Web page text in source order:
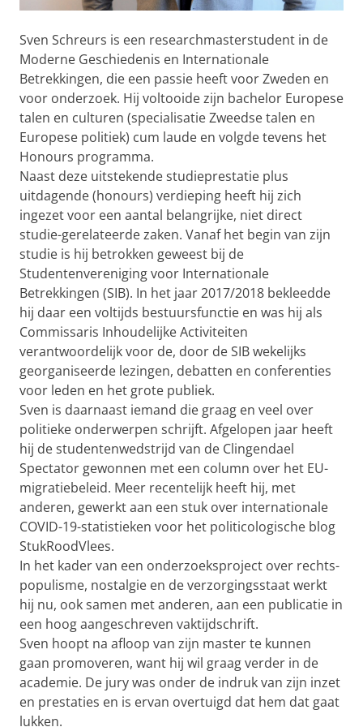
Sven Schreurs is een researchmasterstudent in de
Moderne Geschiedenis en Internationale
Betrekkingen, die een passie heeft voor Zweden en
voor onderzoek. Hij voltooide zijn bachelor Europese
talen en culturen (specialisatie Zweedse talen en
Europese politiek) cum laude en volgde tevens het
Honours programma.
Naast deze uitstekende studieprestatie plus
uitdagende (honours) verdieping heeft hij zich
ingezet voor een aantal belangrijke, niet direct
studie-gerelateerde zaken. Vanaf het begin van zijn
studie is hij betrokken geweest bij de
Studentenvereniging voor Internationale
Betrekkingen (SIB). In het jaar 2017/2018 bekleedde
hij daar een voltijds bestuursfunctie en was hij als
Commissaris Inhoudelijke Activiteiten
verantwoordelijk voor de, door de SIB wekelijks
georganiseerde lezingen, debatten en conferenties
voor leden en het grote publiek.
Sven is daarnaast iemand die graag en veel over
politieke onderwerpen schrijft. Afgelopen jaar heeft
hij de studentenwedstrijd van de Clingendael
Spectator gewonnen met een column over het EU-
migratiebeleid. Meer recentelijk heeft hij, met
anderen, gewerkt aan een stuk over internationale
COVID-19-statistieken voor het politicologische blog
StukRoodVlees.
In het kader van een onderzoeksproject over rechts-
populisme, nostalgie en de verzorgingsstaat werkt
hij nu, ook samen met anderen, aan een publicatie in
een hoog aangeschreven vaktijdschrift.
Sven hoopt na afloop van zijn master te kunnen
gaan promoveren, want hij wil graag verder in de
academie. De jury was onder de indruk van zijn inzet
en prestaties en is ervan overtuigd dat hem dat gaat
lukken.